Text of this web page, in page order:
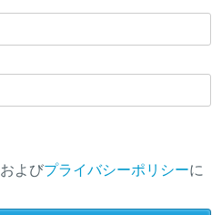
およびプライバシーポリシーに